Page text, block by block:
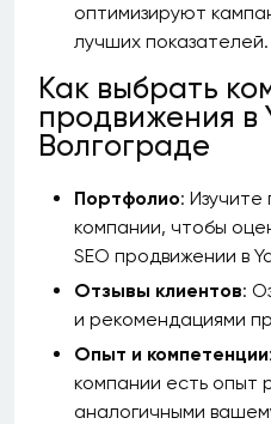
оптимизируют
лучших показателей.
Как выбрать
продвижения в
Волгограде
Портфолио:
компании, чтобы
SEO продвижении в
Отзывы клиентов:
и рекомендациями
Опыт и компетенции
компании есть опыт
аналогичными